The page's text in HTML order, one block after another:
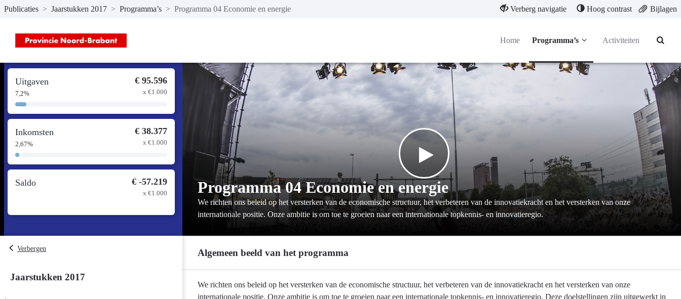
Naar hoofdinhoud
Publicaties > Jaarstukken 2017 > Programma’s > Programma 04 Economie en energie Verberg navigatie Hoog contrast Bijlagen
Home Programma’s Activiteiten
Uitgaven
7,2%
€ 95.596
x €1.000
7,2%
Inkomsten
2,67%
€ 38.377
x €1.000
2,67%
Saldo € -57.219
x €1.000 Programma 04 Economie en energie
We richten ons beleid op het versterken van de economische structuur, het verbeteren van de innovatiekracht en het versterken van onze
internationale positie. Onze ambitie is om toe te groeien naar een internationale topkennis- en innovatieregio.
Verbergen
Jaarstukken 2017
Algemeen beeld van het programma
TerugWe richten ons beleid op het versterken van de economische structuur, het verbeteren van de innovatiekracht en het versterken van onze
internationale positie. Onze ambitie is om toe te groeien naar een internationale topkennis- en innovatieregio. Deze doelstellingen zijn uitgewerkt in